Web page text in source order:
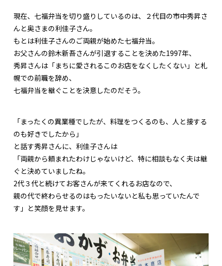
現在、七福弁当を切り盛りしているのは、２代目の市中秀昇さ
んと奥さまの利佳子さん。
もとは利佳子さんのご両親が始めた七福弁当。
お父さんの鈴木新吾さんが引退することを決めた1997年、
秀昇さんは「まちに愛されるこのお店をなくしたくない」と札
幌での前職を辞め、
七福弁当を継ぐことを決意したのだそう。
「まったくの異業種でしたが、料理をつくるのも、人と接する
のも好きでしたから」
と話す秀昇さんに、利佳子さんは
「両親から頼まれたわけじゃないけど、特に相談もなく夫は継
ぐと決めていましたね。
2代３代と続けてお客さんが来てくれるお店なので、
親の代で終わらせるのはもったいないと私も思っていたんで
す」と笑顔を見せます。